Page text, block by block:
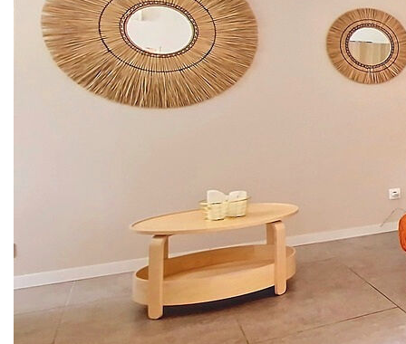
EXCUSIVITE, ce superbe appartement de 76m2 avec 1
cave et 2 places de parking privatives.
Dans une résidence recherchée et sécurisée du quartier de
Ferrières, venez découvrir ce bien rénové entièrement en
2018, avec 2 accès: 1 par rez de chaussée et 1 par un
La partie nuit et ses 3 chambres avec rangements vous
ravira ainsi que la salle de bains avec une grande douche.
Un WC indépendant complète ce bien exclusif. Un balcon
avec rangement de 8.5m2 et une cave de 4.8m2 sont
également présents.
Enfin, 2 places privatives de parking vous permettront de
vous garer sereinement.